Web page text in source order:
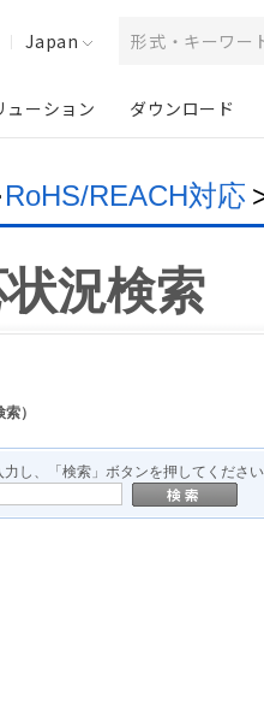
Japan
ューション ダウンロード
RoHS/REACH対応
況検索
）
し、「検索」ボタンを押してくださ